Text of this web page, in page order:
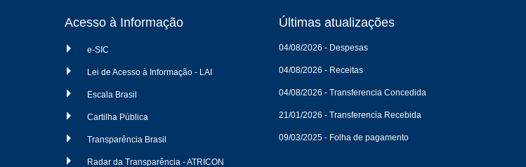
Acesso à Informação
e-SIC
Lei de Acesso à Informação - LAI
Escala Brasil
Cartilha Pública
Transparência Brasil
Radar da Transparência - ATRICON
Últimas atualizações
04/08/2026 - Despesas
04/08/2026 - Receitas
04/08/2026 - Transferencia Concedida
21/01/2026 - Transferencia Recebida
09/03/2025 - Folha de pagamento